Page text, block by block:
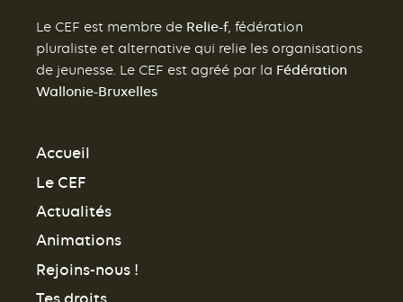
Le CEF est membre de Relie-f, fédération
pluraliste et alternative qui relie les organisations
de jeunesse. Le CEF est agréé par la Fédération
Wallonie-Bruxelles
Accueil
Le CEF
Actualités
Animations
Rejoins-nous !
Tes droits